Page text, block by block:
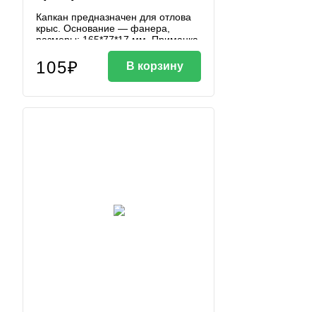
Капкан предназначен для отлова
крыс. Основание — фанера,
размеры: 165*77*17 мм. Приманка
105₽ В корзину